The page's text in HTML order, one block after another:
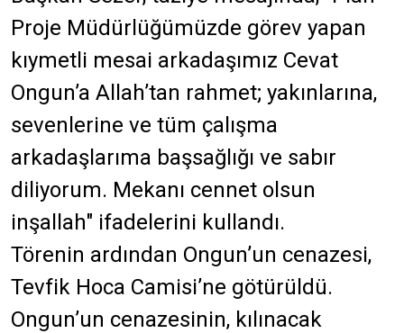
Proje Müdürlüğümüzde görev yapan
kıymetli mesai arkadaşımız Cevat
Ongun’a Allah’tan rahmet; yakınlarına,
sevenlerine ve tüm çalışma
arkadaşlarıma başsağlığı ve sabır
diliyorum. Mekanı cennet olsun
inşallah" ifadelerini kullandı.
Törenin ardından Ongun’un cenazesi,
Tevfik Hoca Camisi’ne götürüldü.
Ongun’un cenazesinin, kılınacak